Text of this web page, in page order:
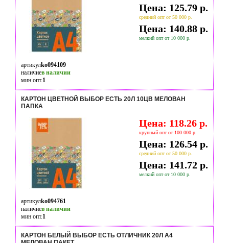
Цена: 125.79 р.
средний опт от 50 000 р.
Цена: 140.88 р.
мелкий опт от 10 000 р.
артикулko094109
наличиев наличии
мин опт.1
КАРТОН ЦВЕТНОЙ ВЫБОР ЕСТЬ 20Л 10ЦВ МЕЛОВАН
ПАПКА
Цена: 118.26 р.
крупный опт от 100 000 р.
Цена: 126.54 р.
средний опт от 50 000 р.
Цена: 141.72 р.
мелкий опт от 10 000 р.
артикулko094761
наличиев наличии
мин опт.1
КАРТОН БЕЛЫЙ ВЫБОР ЕСТЬ ОТЛИЧНИК 20Л А4